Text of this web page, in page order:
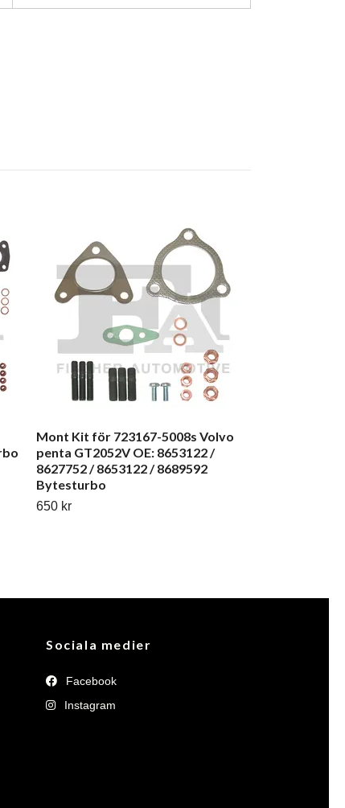
Mont Kit för 723167-5008s Volvo
penta GT2052V OE: 8653122 /
8627752 / 8653122 / 8689592
Bytesturbo
650 kr
Sociala medier
Facebook
Instagram